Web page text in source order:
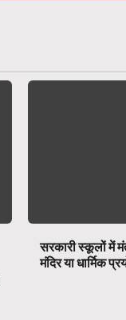
सरकारी स्कूलों में
मंदिर या धार्मिक